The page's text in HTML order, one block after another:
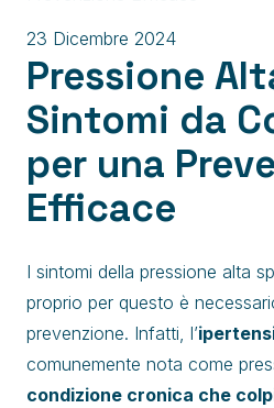
23 Dicembre 2024
Pressione
Sintomi da
per una
Efficace
I sintomi della pressione alta
proprio per questo è
prevenzione. Infatti, l’
comunemente nota come
condizione cronica che